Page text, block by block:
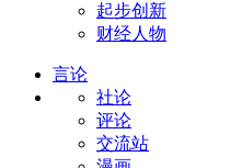
起步创新
财经人物
言论
社论
评论
交流站